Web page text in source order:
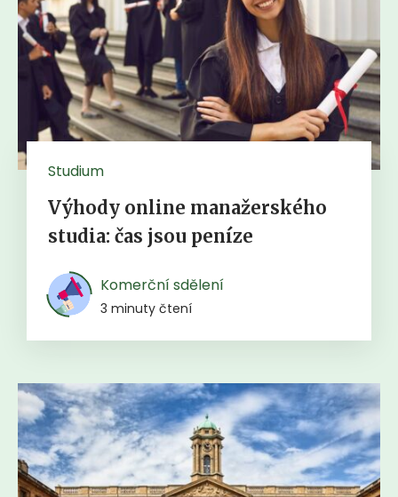
Studium
Výhody online manažerského
studia: čas jsou peníze
Komerční sdělení
3 minuty čtení